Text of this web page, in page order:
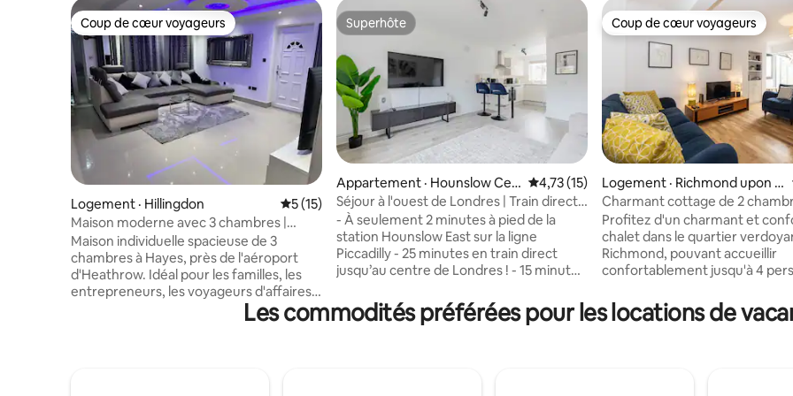
Coup de cœur voyageurs
Coup de cœur voyageurs
Logement · Hillingdon Note moyenne de 5 sur 5, 15 commentaires
5 (15)
Maison moderne avec 3 chambres |
3 salles de bain | Près de Heathrow
Maison individuelle spacieuse de 3
chambres à Hayes, près de l'aéroport
d'Heathrow. Idéal pour les familles, les
entrepreneurs, les voyageurs d'affaires
et les groupes, avec 3 salles de bain, un
stationnement gratuit dans l'allée, un
Superhôte
Superhôte
Appartement · Hounslow Cen
tral
Note moyenne de 4,73 sur 5, 15
4,73 (15)
Séjour à l'ouest de Londres | Train direct
vers le centre de Londres
- À seulement 2 minutes à pied de la
station Hounslow East sur la ligne
Piccadilly - 25 minutes en train direct
jusqu’au centre de Londres ! - 15 minutes
d’Heathrow ! Appartement confortable
et moderne avec une connexion Wi-Fi
Coup de cœur voyageurs
Coup de cœur voyageurs
Logement · Richmond upon T
hames
Charmant cottage de 2
pied de la gare et du centre-
Profitez d'un charmant et
chalet dans le quartier
Richmond, pouvant accueillir
confortablement jusqu'à 4
deux chambres à coucher
deux salles de bain, un espace
Les commodités préférées pour les locations de